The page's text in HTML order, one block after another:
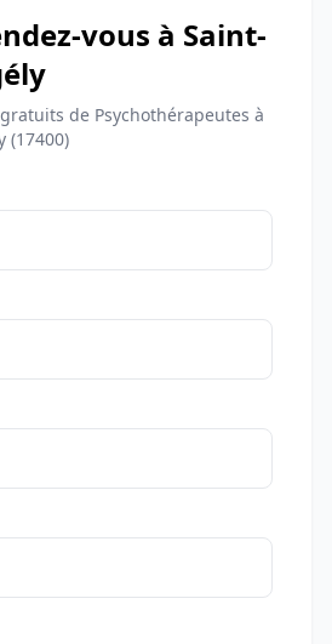
vous à Saint-
de Psychothérapeutes à
(17400)